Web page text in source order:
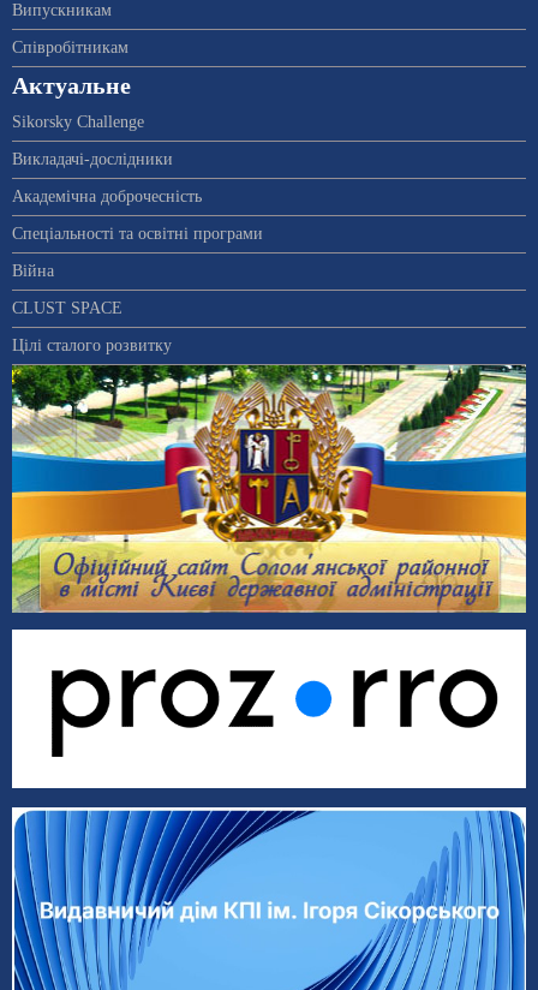
Випускникам
Співробітникам
Актуальне
Sikorsky Challenge
Викладачі-дослідники
Академічна доброчесність
Спеціальності та освітні програми
Війна
CLUST SPACE
Цілі сталого розвитку